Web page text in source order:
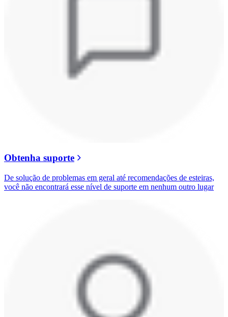
Obtenha suporte
De solução de problemas em geral até recomendações de esteiras,
você não encontrará esse nível de suporte em nenhum outro lugar